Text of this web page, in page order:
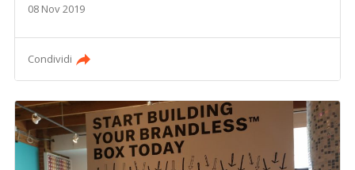
08 Nov 2019
Condividi